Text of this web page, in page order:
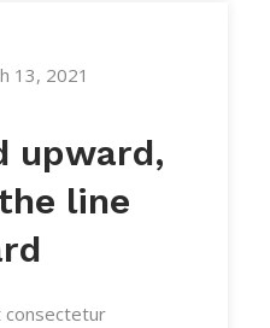
13, 2021
upward,
line
consectetur